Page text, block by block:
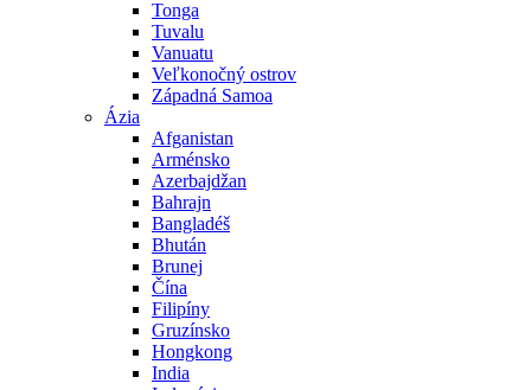
Tonga
Tuvalu
Vanuatu
Veľkonočný ostrov
Západná Samoa
Ázia
Afganistan
Arménsko
Azerbajdžan
Bahrajn
Bangladéš
Bhután
Brunej
Čína
Filipíny
Gruzínsko
Hongkong
India